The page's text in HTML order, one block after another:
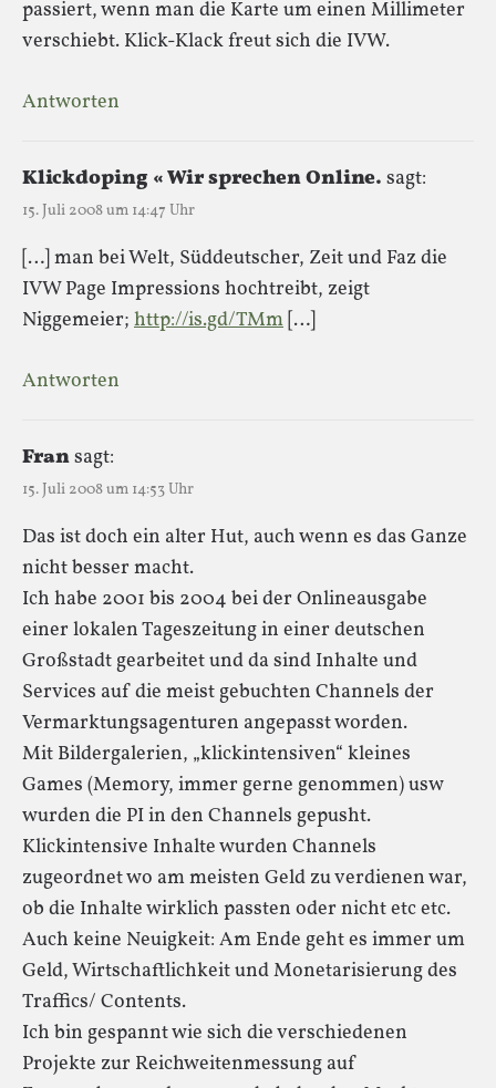
passiert, wenn man die Karte um einen Millimeter
verschiebt. Klick-Klack freut sich die IVW.
Antworten
Klickdoping « Wir sprechen Online. sagt:
15. Juli 2008 um 14:47 Uhr
[…] man bei Welt, Süddeutscher, Zeit und Faz die
IVW Page Impressions hochtreibt, zeigt
Niggemeier; http://is.gd/TMm […]
Antworten
Fransagt:
15. Juli 2008 um 14:53 Uhr
Das ist doch ein alter Hut, auch wenn es das Ganze
nicht besser macht.
Ich habe 2001 bis 2004 bei der Onlineausgabe
einer lokalen Tageszeitung in einer deutschen
Großstadt gearbeitet und da sind Inhalte und
Services auf die meist gebuchten Channels der
Vermarktungsagenturen angepasst worden.
Mit Bildergalerien, „klickintensiven“ kleines
Games (Memory, immer gerne genommen) usw
wurden die PI in den Channels gepusht.
Klickintensive Inhalte wurden Channels
zugeordnet wo am meisten Geld zu verdienen war,
ob die Inhalte wirklich passten oder nicht etc etc.
Auch keine Neuigkeit: Am Ende geht es immer um
Geld, Wirtschaftlichkeit und Monetarisierung des
Traffics/ Contents.
Ich bin gespannt wie sich die verschiedenen
Projekte zur Reichweitenmessung auf